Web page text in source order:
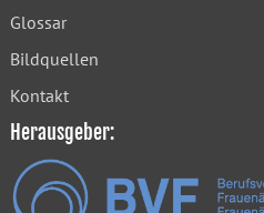
Glossar
Bildquellen
Kontakt
Herausgeber: